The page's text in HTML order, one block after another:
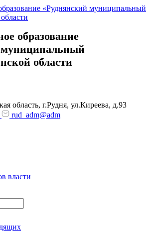
образование
области
область, г.Рудня, ул.Киреева, д.93
rud_adm@adm
власти